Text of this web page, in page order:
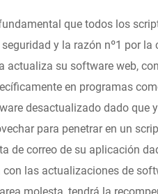
que todos los
y la razón nº1 por
actualiza su software web,
en programas
desactualizado dado que
para penetrar en un
de correo de su aplicación
las actualizaciones de